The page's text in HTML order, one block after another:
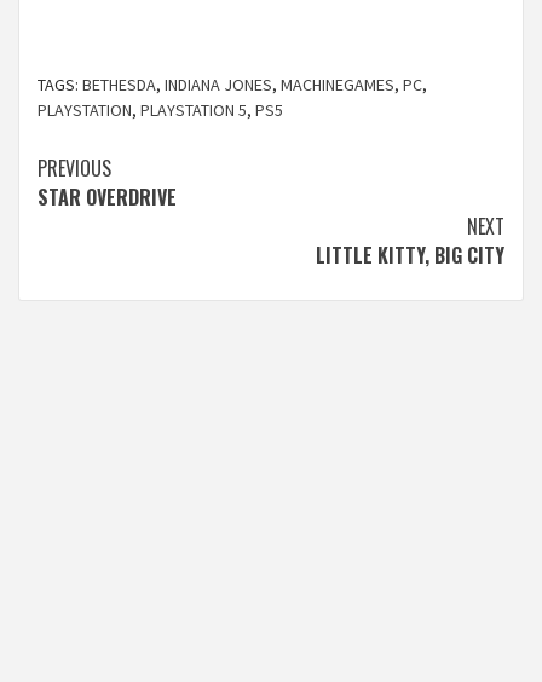
TAGS: BETHESDA, INDIANA JONES, MACHINEGAMES, PC,
PLAYSTATION, PLAYSTATION 5, PS5
Continue
Reading
PREVIOUS
STAR OVERDRIVE
NEXT
LITTLE KITTY, BIG CITY